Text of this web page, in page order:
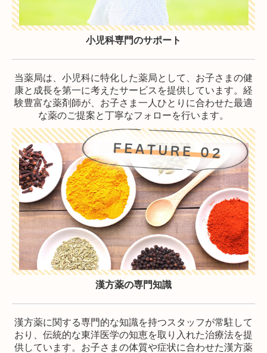
小児科専門のサポート
当薬局は、小児科に特化した薬局として、お子さまの健
康と成長を第一に考えたサービスを提供しています。 経
験豊富な薬剤師が、お子さま一人ひとりに合わせた最適
な薬のご提案と丁寧なフォローを行います。
漢方薬の専門知識
漢方薬に関する専門的な知識を持つスタッフが常駐して
おり、伝統的な東洋医学の知恵を取り入れた治療法を提
供しています。お子さまの体質や症状に合わせた漢方薬